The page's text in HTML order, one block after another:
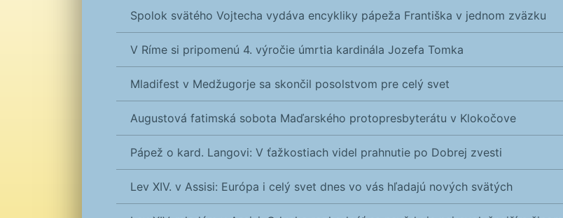
Spolok svätého Vojtecha vydáva encykliky pápeža Františka v jednom zväzku
V Ríme si pripomenú 4. výročie úmrtia kardinála Jozefa Tomka
Mladifest v Medžugorje sa skončil posolstvom pre celý svet
Augustová fatimská sobota Maďarského protopresbyterátu v Klokočove
Pápež o kard. Langovi: V ťažkostiach videl prahnutie po Dobrej zvesti
Lev XIV. v Assisi: Európa i celý svet dnes vo vás hľadajú nových svätých